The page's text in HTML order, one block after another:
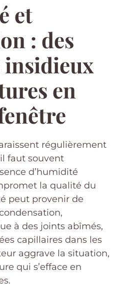
et
: des
insidieux
en
régulièrement
faut souvent
d’humidité
la qualité du
peut provenir de
à des joints abîmés,
capillaires dans les
aggrave la situation,
qui s’efface en